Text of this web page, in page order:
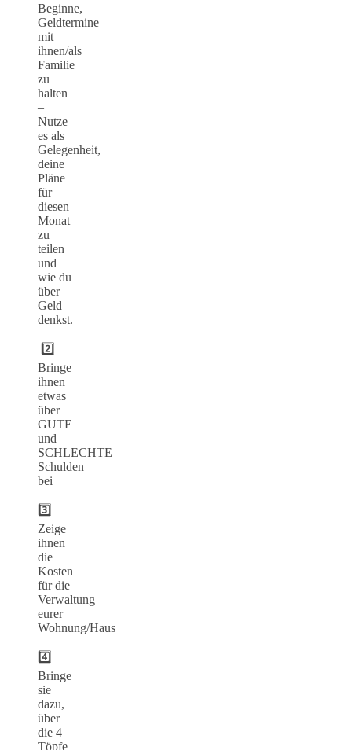
Beginne,
Geldtermine
mit
ihnen/als
Familie
zu
halten
–
Nutze
es als
Gelegenheit,
deine
Pläne
für
diesen
Monat
zu
teilen
und
wie du
über
Geld
denkst.
2️⃣
Bringe
ihnen
etwas
über
GUTE
und
SCHLECHTE
Schulden
bei
3️⃣
Zeige
ihnen
die
Kosten
für die
Verwaltung
eurer
Wohnung/Haus
4️⃣
Bringe
sie
dazu,
über
die 4
Töpfe